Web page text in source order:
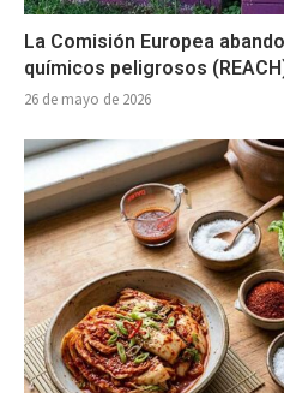
La Comisión Europea
químicos peligrosos
26 de mayo de 2026